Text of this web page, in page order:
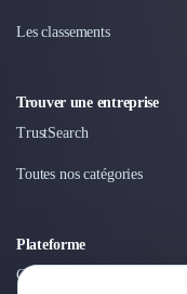
Les classements
Trouver une entreprise
TrustSearch
Toutes nos catégories
Plateforme
Connexion